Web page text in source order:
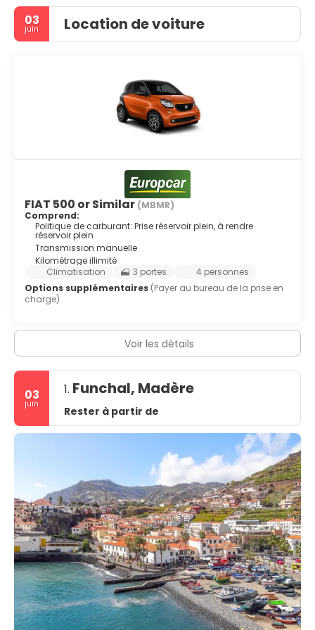
03
juin Location de voiture
FIAT 500 or Similar (MBMR)
Comprend:
Politique de carburant: Prise réservoir plein, à rendre
réservoir plein
Transmission manuelle
Kilométrage illimité
Climatisation
3 portes
4 personnes
Options supplémentaires (Payer au bureau de la prise en
charge)
Voir les détails
03
juin
1. Funchal, Madère
Rester à partir de